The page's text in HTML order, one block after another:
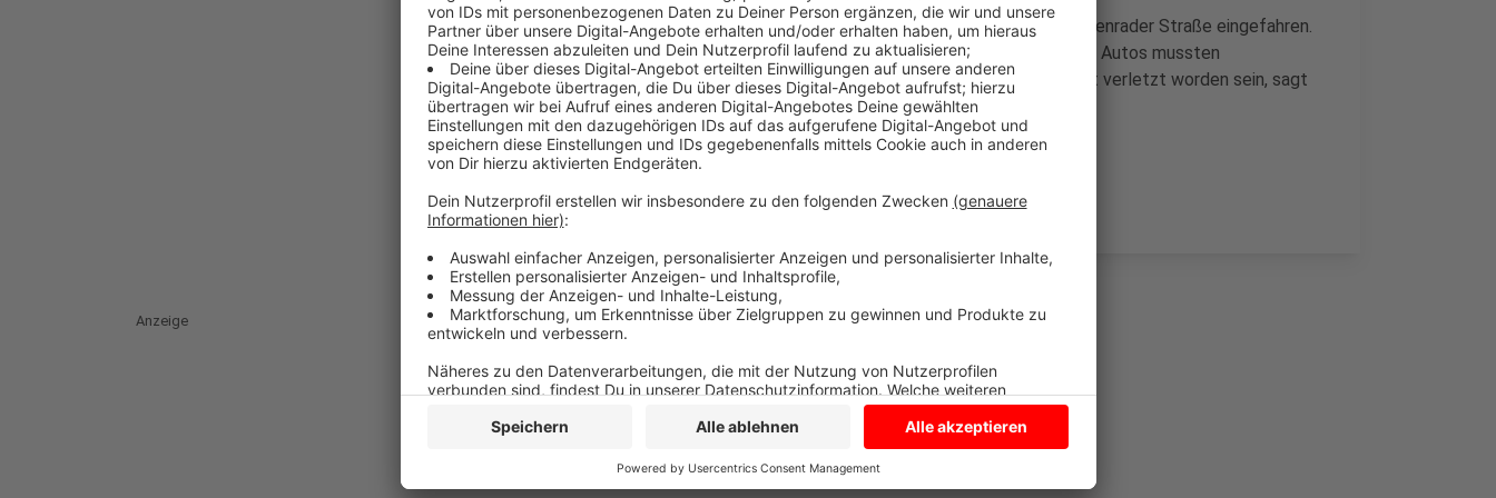
Ein Auto war am Nachmittag bei Rot in die Kreuzung mit der Seppenrader Straße eingefahren.
Dabei kam es zum Zusammenstoß mit einem anderen Auto. Beide Autos mussten
abgeschleppt werden. Drei Menschen sollen bei dem Unfall leicht verletzt worden sein, sagt
die Polizei.
Anzeige
Anzeige